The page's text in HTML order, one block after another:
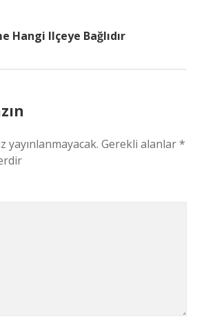
Hangi Ilçeye Bağlıdır
yayınlanmayacak. Gerekli alanlar*